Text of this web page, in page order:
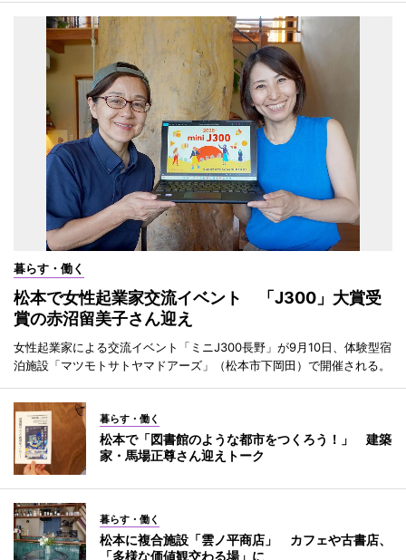
暮らす・働く
松本で女性起業家交流イベント 「J300」大賞受
賞の赤沼留美子さん迎え
女性起業家による交流イベント「ミニJ300長野」が9月10日、体験型宿
泊施設「マツモトサトヤマドアーズ」（松本市下岡田）で開催される。
暮らす・働く
松本で「図書館のような都市をつくろう！」 建築
家・馬場正尊さん迎えトーク
暮らす・働く
松本に複合施設「雲ノ平商店」 カフェや古書店、
「多様な価値観交わる場」に